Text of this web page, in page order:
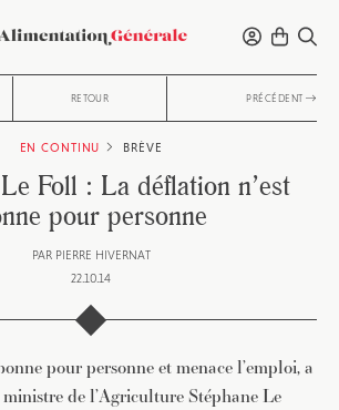
RETOUR PRÉCÉDENT
EN CONTINU BRÈVE
Foll : La déflation n’est
pour personne
PAR PIERRE HIVERNAT
22.10.14
pour personne et menace l’emploi, a
de l’Agriculture Stéphane Le